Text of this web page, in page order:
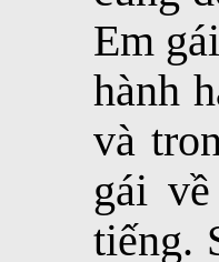
Em
hành
và
gái
tiếng.